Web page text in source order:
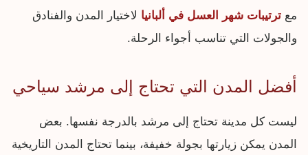
مع ترتيبات شهر العسل في ألبانيا لاختيار المدن والفنادق
والجولات التي تناسب أجواء الرحلة.
أفضل المدن التي تحتاج إلى مرشد سياحي
ليست كل مدينة تحتاج إلى مرشد بالدرجة نفسها. بعض
المدن يمكن زيارتها بجولة خفيفة، بينما تحتاج المدن التاريخية